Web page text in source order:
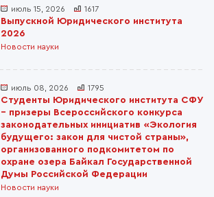
июль 15, 2026 1617
Выпускной Юридического института
2026
Новости науки
июль 08, 2026 1795
Студенты Юридического института СФУ
– призеры Всероссийского конкурса
законодательных инициатив «Экология
будущего: закон для чистой страны»,
организованного подкомитетом по
охране озера Байкал Государственной
Думы Российской Федерации
Новости науки